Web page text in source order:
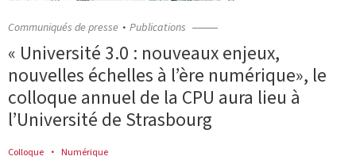
Communiqués de presse Publications
« Université 3.0 : nouveaux enjeux,
nouvelles échelles à l’ère numérique», le
colloque annuel de la CPU aura lieu à
l’Université de Strasbourg
Colloque Numérique